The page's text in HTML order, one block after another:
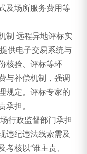
及场所服务费用等
制 远程异地评标实
供电子交易系统与
核验、评标等环
与补偿机制，强调
规定。评标专家的
担。
行政监督部门承担
违纪违法线索需及
核以“谁主责、